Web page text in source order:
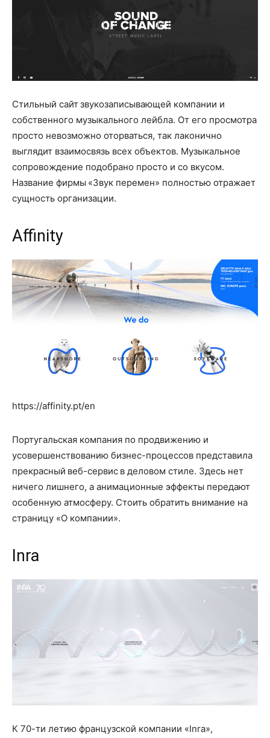
Стильный сайт звукозаписывающей компании и
собственного музыкального лейбла. От его просмотра
просто невозможно оторваться, так лаконично
выглядит взаимосвязь всех объектов. Музыкальное
сопровождение подобрано просто и со вкусом.
Название фирмы «Звук перемен» полностью отражает
сущность организации.
Affinity
https://affinity.pt/en
Португальская компания по продвижению и
усовершенствованию бизнес-процессов представила
прекрасный веб-сервис в деловом стиле. Здесь нет
ничего лишнего, а анимационные эффекты передают
особенную атмосферу. Стоить обратить внимание на
страницу «О компании».
Inra
К 70-ти летию французской компании «Inra»,